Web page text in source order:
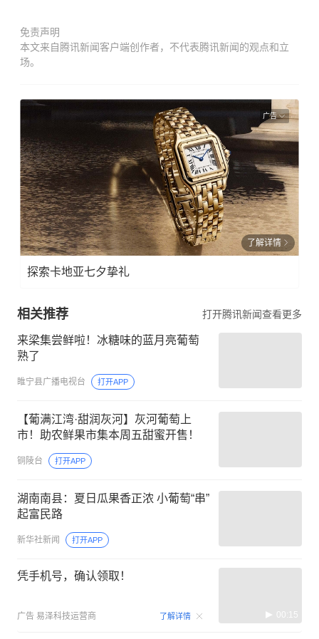
免责声明
本文来自腾讯新闻客户端创作者，不代表腾讯新闻的观点和立
场。
广告
了解详情
探索卡地亚七夕挚礼
相关推荐 打开腾讯新闻查看更多
来梁集尝鲜啦！冰糖味的蓝月亮葡萄
熟了
睢宁县广播电视台 打开APP
【葡满江湾·甜润灰河】灰河葡萄上
市！助农鲜果市集本周五甜蜜开售！
铜陵台 打开APP
湖南南县：夏日瓜果香正浓 小葡萄“串”
起富民路
新华社新闻 打开APP
凭手机号，确认领取！
广告 易泽科技运营商 了解详情 00:15